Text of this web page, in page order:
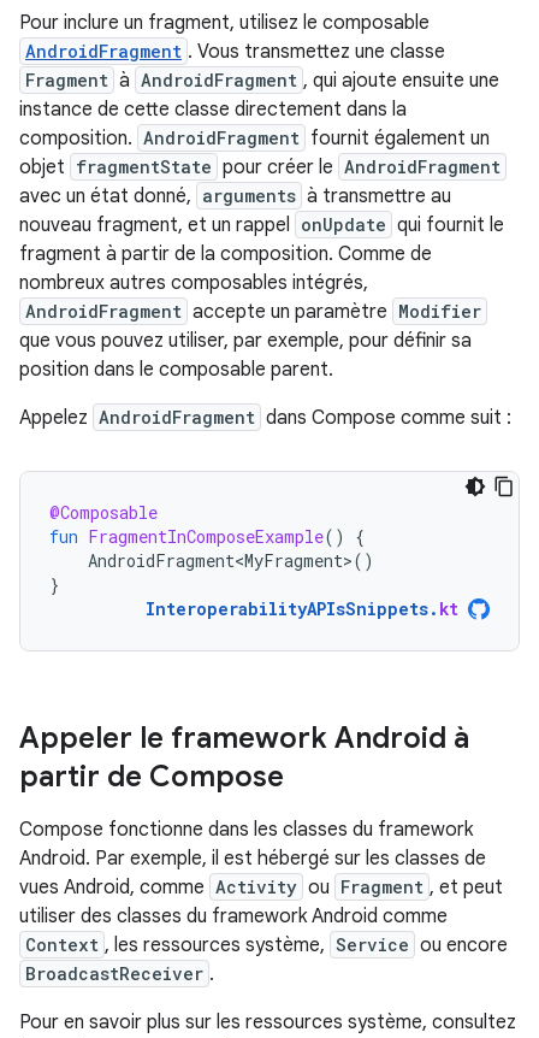
Pour inclure un fragment, utilisez le composable
AndroidFragment . Vous transmettez une classe
Fragment à AndroidFragment , qui ajoute ensuite une
instance de cette classe directement dans la
composition. AndroidFragment fournit également un
objet fragmentState pour créer le AndroidFragment
avec un état donné, arguments à transmettre au
nouveau fragment, et un rappel onUpdate qui fournit le
fragment à partir de la composition. Comme de
nombreux autres composables intégrés,
AndroidFragment accepte un paramètre Modifier
que vous pouvez utiliser, par exemple, pour définir sa
position dans le composable parent.
Appelez AndroidFragment dans Compose comme suit :
@Composable
fun FragmentInComposeExample()
{
AndroidFragment<MyFragment>()
}
InteroperabilityAPIsSnippets. kt
Appeler le framework Android à
partir de Compose
Compose fonctionne dans les classes du framework
Android. Par exemple, il est hébergé sur les classes de
vues Android, comme Activity ou Fragment , et peut
utiliser des classes du framework Android comme
Context , les ressources système, Service ou encore
BroadcastReceiver .
Pour en savoir plus sur les ressources système, consultez